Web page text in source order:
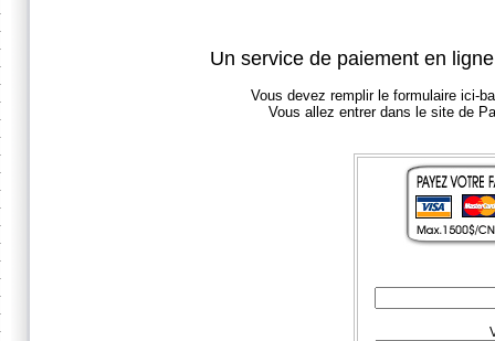
Un service de paiement en
Vous devez remplir le formulaire ici-
Vous allez entrer dans le site de